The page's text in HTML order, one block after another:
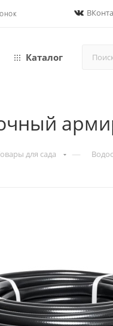
Каталог
для сада —